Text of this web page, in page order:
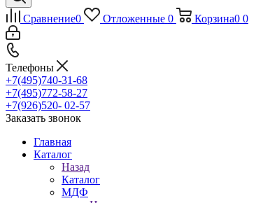
Сравнение0 Отложенные 0 Корзина0 0
Телефоны
+7(495)740-31-68
+7(495)772-58-27
+7(926)520- 02-57
Заказать звонок
Главная
Каталог
Назад
Каталог
МДФ